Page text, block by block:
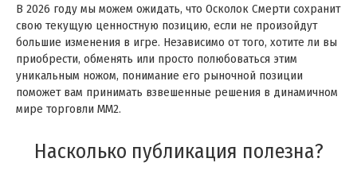
В 2026 году мы можем ожидать, что Осколок Смерти сохранит
свою текущую ценностную позицию, если не произойдут
большие изменения в игре. Независимо от того, хотите ли вы
приобрести, обменять или просто полюбоваться этим
уникальным ножом, понимание его рыночной позиции
поможет вам принимать взвешенные решения в динамичном
мире торговли MM2.
Насколько публикация полезна?